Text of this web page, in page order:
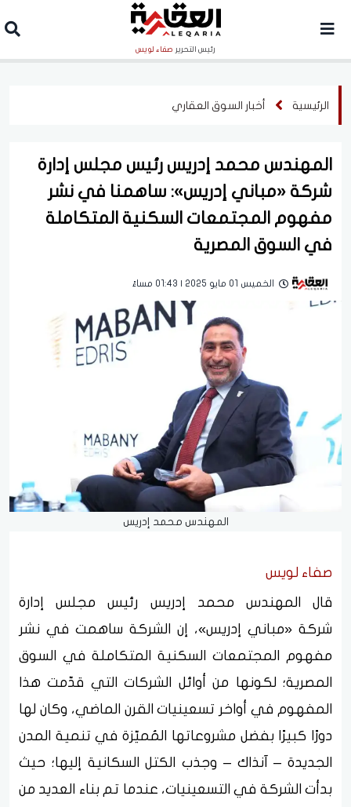
رئيس التحرير صفاء لويس
الرئيسية أخبار السوق العقاري
المهندس محمد إدريس رئيس مجلس إدارة
شركة «مباني إدريس»: ساهمنا في نشر
مفهوم المجتمعات السكنية المتكاملة
في السوق المصرية
الخميس 01 مايو 2025 | 01:43 مساءً
المهندس محمد إدريس
صفاء لويس
قال المهندس محمد إدريس رئيس مجلس إدارة
شركة «مباني إدريس»، إن الشركة ساهمت في نشر
مفهوم المجتمعات السكنية المتكاملة في السوق
المصرية؛ لكونها من أوائل الشركات التي قدّمت هذا
المفهوم في أواخر تسعينيات القرن الماضي، وكان لها
دورًا كبيرًا بفضل مشروعاتها المُميّزة في تنمية المدن
الجديدة – آنذاك – وجذب الكتل السكانية إليها؛ حيث
بدأت الشركة في التسعينيات، عندما تم بناء العديد من